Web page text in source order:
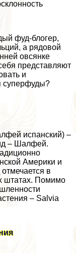
фуд-блогер,
а рядовой
овсянке
представляют
и
суперфуды?
испанский) –
– Шалфей.
Америки и
в
штатах. Помимо
– Salvia